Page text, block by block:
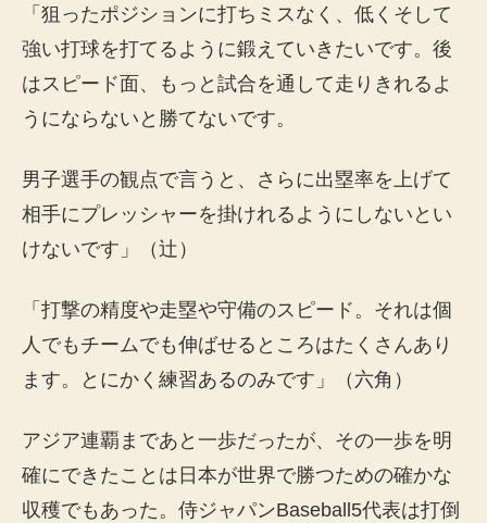
「狙ったポジションに打ちミスなく、低くそして
強い打球を打てるように鍛えていきたいです。後
はスピード面、もっと試合を通して走りきれるよ
うにならないと勝てないです。
男子選手の観点で言うと、さらに出塁率を上げて
相手にプレッシャーを掛けれるようにしないとい
けないです」（辻）
「打撃の精度や走塁や守備のスピード。それは個
人でもチームでも伸ばせるところはたくさんあり
ます。とにかく練習あるのみです」（六角）
アジア連覇まであと一歩だったが、その一歩を明
確にできたことは日本が世界で勝つための確かな
収穫でもあった。侍ジャパンBaseball5代表は打倒